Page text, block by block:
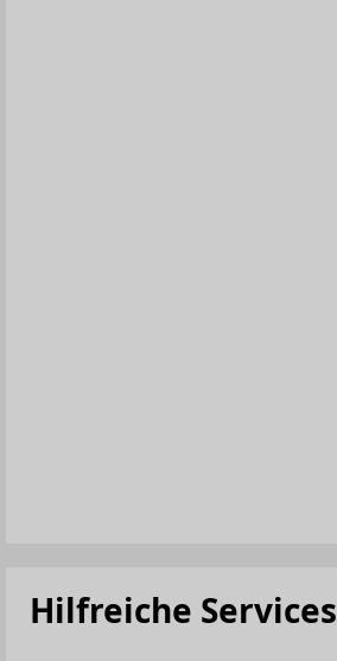
Hilfreiche Services